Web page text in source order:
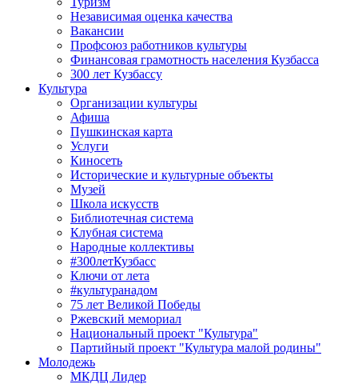
Независимая оценка качества
Вакансии
Профсоюз работников культуры
Финансовая грамотность населения Кузбасса
300 лет Кузбассу
Культура
Организации культуры
Афиша
Пушкинская карта
Услуги
Киносеть
Исторические и культурные объекты
Музей
Школа искусств
Библиотечная система
Клубная система
Народные коллективы
#300летКузбасс
Ключи от лета
#культуранадом
75 лет Великой Победы
Ржевский мемориал
Национальный проект "Культура"
Партийный проект "Культура малой родины"
Молодежь
МКДЦ Лидер